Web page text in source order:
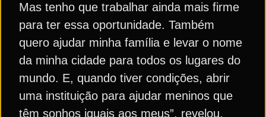
Mas tenho que trabalhar ainda mais firme
para ter essa oportunidade. Também
quero ajudar minha família e levar o nome
da minha cidade para todos os lugares do
mundo. E, quando tiver condições, abrir
uma instituição para ajudar meninos que
têm sonhos iguais aos meus”, revelou.